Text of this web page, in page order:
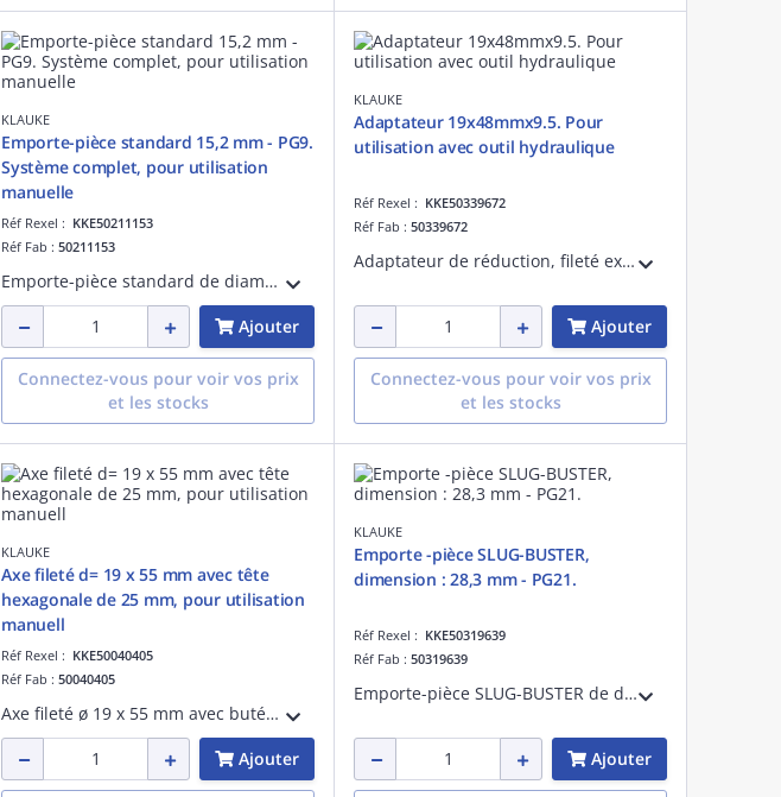
KLAUKE
Emporte-pièce standard 15,2 mm - PG9.
Système complet, pour utilisation
manuelle
Réf Rexel : KKE50211153
Réf Fab : 50211153
Emporte-pièce standard de diamètre 15,2mm PG9. Système comprenant un axe de 9,5mm avec butée à billes, le poinçon et la matrice de diamètre 12,7mm pour une utilisation manuelle ou hydraulique
Ajouter
Connectez-vous pour voir vos prix
et les stocks
KLAUKE
Adaptateur 19x48mmx9.5. Pour
utilisation avec outil hydraulique
Réf Rexel : KKE50339672
Réf Fab : 50339672
Adaptateur de réduction, fileté extérieur ø 19,0mm, filetage intérieur 9,5mm, longueur 48mm. Pour utilisation avec outil hydraulique
Ajouter
Connectez-vous pour voir vos prix
et les stocks
KLAUKE
Axe fileté d= 19 x 55 mm avec tête
hexagonale de 25 mm, pour utilisation
manuell
Réf Rexel : KKE50040405
Réf Fab : 50040405
Axe fileté ø 19 x 55 mm avec butée à billes et tête hexagonale de 25 mm, pour utilisation manuelle
Ajouter
KLAUKE
Emporte -pièce SLUG-BUSTER,
dimension : 28,3 mm - PG21.
Réf Rexel : KKE50319639
Réf Fab : 50319639
Emporte-pièce SLUG-BUSTER de diamètre 28,3mm - PG21. Système comprenant un axe avec butée à billes, le poinçon et la matrice de diamètre 28,3mm pour une utilisation manuelle ou hydraulique
Ajouter